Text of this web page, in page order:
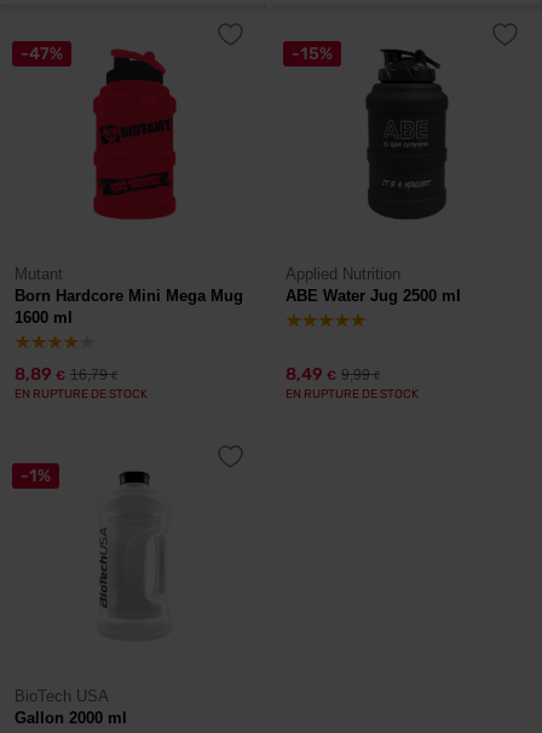
-47%
Mutant
Born Hardcore Mini Mega Mug
1600 ml
8,89 € 16,79€
EN RUPTURE DE STOCK
-15%
Applied Nutrition
ABE Water Jug 2500 ml
8,49 € 9,99€
EN RUPTURE DE STOCK
-1%
BioTech USA
Gallon 2000 ml